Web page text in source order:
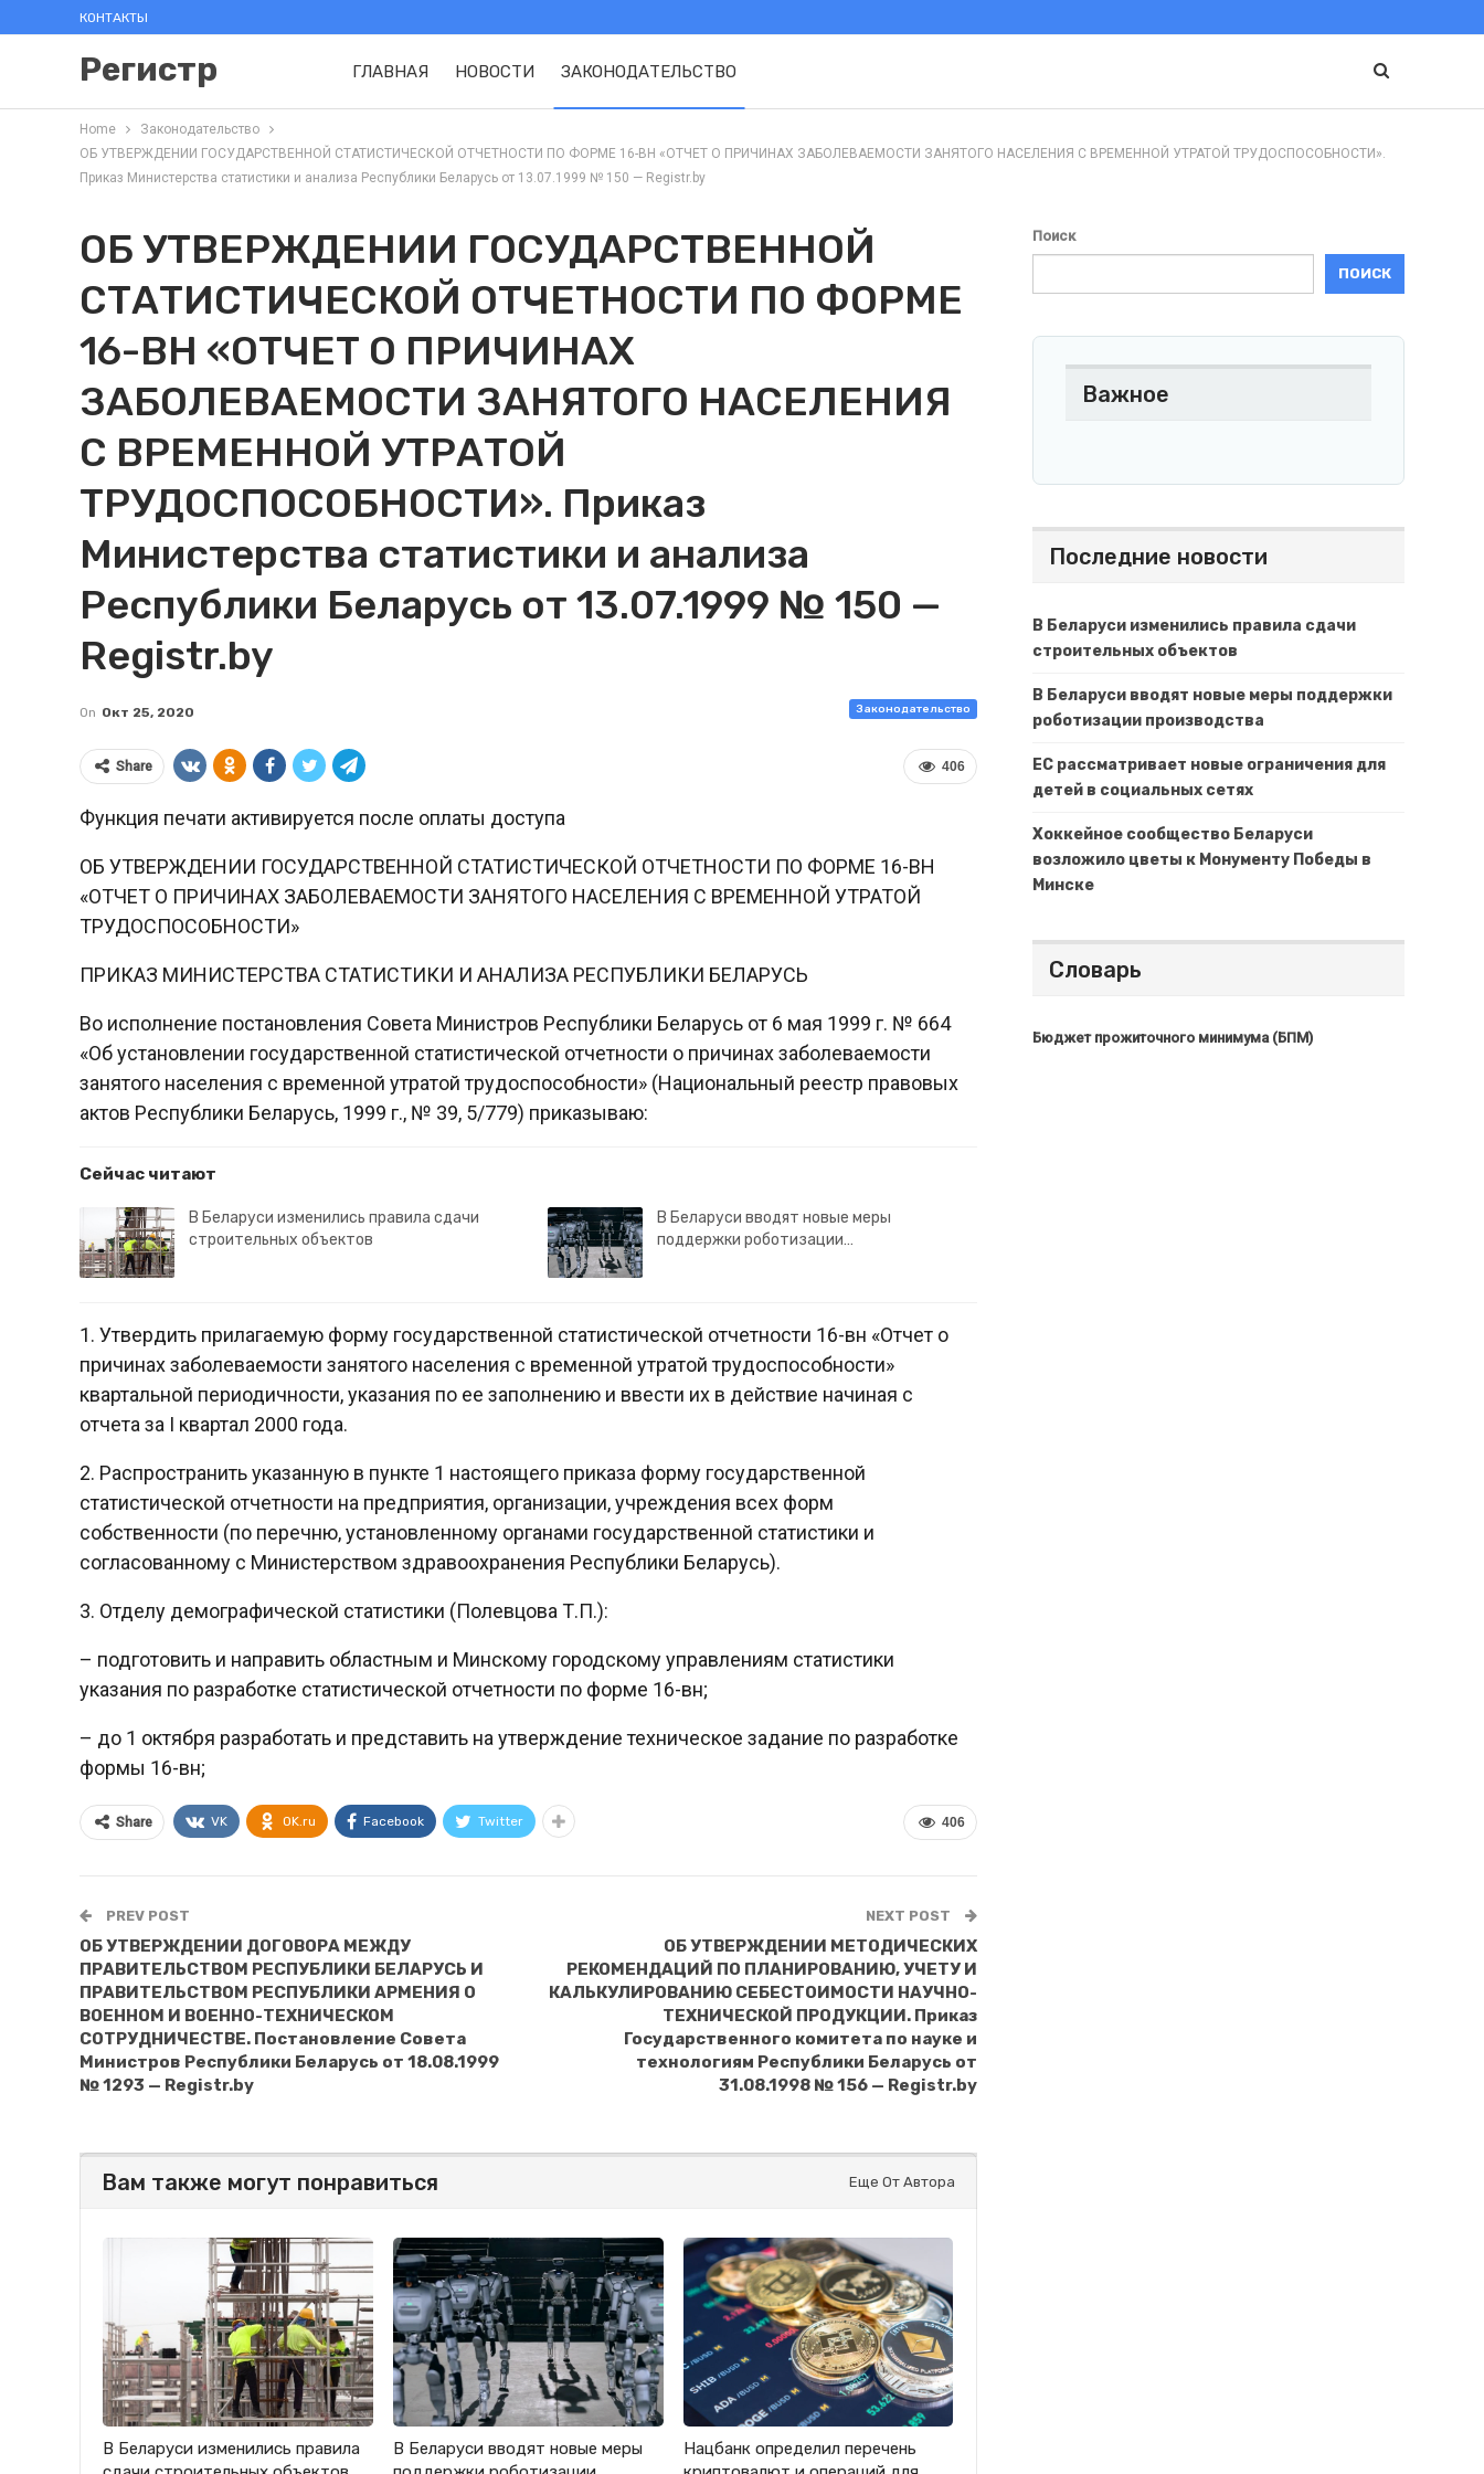
КОНТАКТЫ
Регистр ГЛАВНАЯ НОВОСТИ ЗАКОНОДАТЕЛЬСТВО
Home
Законодательство
ОБ УТВЕРЖДЕНИИ ГОСУДАРСТВЕННОЙ СТАТИСТИЧЕСКОЙ ОТЧЕТНОСТИ ПО ФОРМЕ 16-ВН «ОТЧЕТ О ПРИЧИНАХ ЗАБОЛЕВАЕМОСТИ ЗАНЯТОГО НАСЕЛЕНИЯ С ВРЕМЕННОЙ УТРАТОЙ ТРУДОСПОСОБНОСТИ».
Приказ Министерства статистики и анализа Республики Беларусь от 13.07.1999 № 150 — Registr.by
ОБ УТВЕРЖДЕНИИ ГОСУДАРСТВЕННОЙ
СТАТИСТИЧЕСКОЙ ОТЧЕТНОСТИ ПО ФОРМЕ
16-ВН «ОТЧЕТ О ПРИЧИНАХ
ЗАБОЛЕВАЕМОСТИ ЗАНЯТОГО НАСЕЛЕНИЯ
С ВРЕМЕННОЙ УТРАТОЙ
ТРУДОСПОСОБНОСТИ». Приказ
Министерства статистики и анализа
Республики Беларусь от 13.07.1999 № 150 —
Registr.by
Законодательство
On Окт 25, 2020
406
Share
Функция печати активируется после оплаты доступа
ОБ УТВЕРЖДЕНИИ ГОСУДАРСТВЕННОЙ СТАТИСТИЧЕСКОЙ ОТЧЕТНОСТИ ПО ФОРМЕ 16-ВН
«ОТЧЕТ О ПРИЧИНАХ ЗАБОЛЕВАЕМОСТИ ЗАНЯТОГО НАСЕЛЕНИЯ С ВРЕМЕННОЙ УТРАТОЙ
ТРУДОСПОСОБНОСТИ»
ПРИКАЗ МИНИСТЕРСТВА СТАТИСТИКИ И АНАЛИЗА РЕСПУБЛИКИ БЕЛАРУСЬ
Во исполнение постановления Совета Министров Республики Беларусь от 6 мая 1999 г. № 664
«Об установлении государственной статистической отчетности о причинах заболеваемости
занятого населения с временной утратой трудоспособности» (Национальный реестр правовых
актов Республики Беларусь, 1999 г., № 39, 5/779) приказываю:
Сейчас читают
В Беларуси изменились правила сдачи
строительных объектов
В Беларуси вводят новые меры
поддержки роботизации…
1. Утвердить прилагаемую форму государственной статистической отчетности 16-вн «Отчет о
причинах заболеваемости занятого населения с временной утратой трудоспособности»
квартальной периодичности, указания по ее заполнению и ввести их в действие начиная с
отчета за I квартал 2000 года.
2. Распространить указанную в пункте 1 настоящего приказа форму государственной
статистической отчетности на предприятия, организации, учреждения всех форм
собственности (по перечню, установленному органами государственной статистики и
согласованному с Министерством здравоохранения Республики Беларусь).
3. Отделу демографической статистики (Полевцова Т.П.):
– подготовить и направить областным и Минскому городскому управлениям статистики
указания по разработке статистической отчетности по форме 16-вн;
– до 1 октября разработать и представить на утверждение техническое задание по разработке
формы 16-вн;
406
Share VK OK.ru Facebook Twitter
PREV POST
ОБ УТВЕРЖДЕНИИ ДОГОВОРА МЕЖДУ
ПРАВИТЕЛЬСТВОМ РЕСПУБЛИКИ БЕЛАРУСЬ И
ПРАВИТЕЛЬСТВОМ РЕСПУБЛИКИ АРМЕНИЯ О
ВОЕННОМ И ВОЕННО-ТЕХНИЧЕСКОМ
СОТРУДНИЧЕСТВЕ. Постановление Совета
Министров Республики Беларусь от 18.08.1999
№ 1293 — Registr.by
NEXT POST
ОБ УТВЕРЖДЕНИИ МЕТОДИЧЕСКИХ
РЕКОМЕНДАЦИЙ ПО ПЛАНИРОВАНИЮ, УЧЕТУ И
КАЛЬКУЛИРОВАНИЮ СЕБЕСТОИМОСТИ НАУЧНО-
ТЕХНИЧЕСКОЙ ПРОДУКЦИИ. Приказ
Государственного комитета по науке и
технологиям Республики Беларусь от
31.08.1998 № 156 — Registr.by
Вам также могут понравиться Еще От Автора
В Беларуси изменились правила
В Беларуси вводят новые меры
Нацбанк определил перечень
Поиск
ПОИСК
Важное
Последние новости
В Беларуси изменились правила сдачи
строительных объектов
В Беларуси вводят новые меры поддержки
роботизации производства
ЕС рассматривает новые ограничения для
детей в социальных сетях
Хоккейное сообщество Беларуси
возложило цветы к Монументу Победы в
Минске
Словарь
Бюджет прожиточного минимума (БПМ)